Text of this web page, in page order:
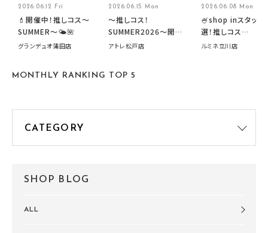
2026.06.12 Fri
💄開催中！推しコス〜
SUMMER〜🌤️🌺
グランデュオ蒲田店
2026.06.15 Mon
～推しコス！
SUMMER2026～開催
中です！
アトレ松戸店
2026.06.08 Mon
🍧shop inスタッフ
選！推しコス
summer2026開催
ルミネ立川店
MONTHLY RANKING TOP 5
SHOP BLOG
ALL